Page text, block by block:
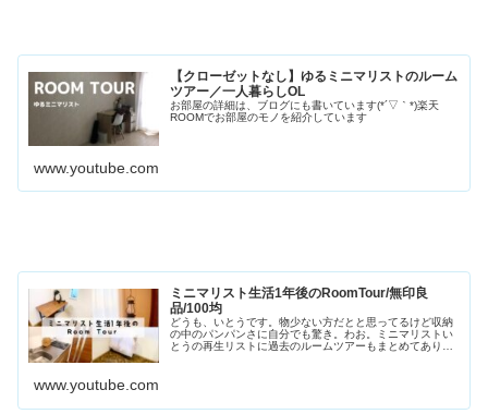
【クローゼットなし】ゆるミニマリストのルーム
ツアー／一人暮らしOL
お部屋の詳細は、ブログにも書いています(*´▽｀*)楽天
ROOMでお部屋のモノを紹介しています
www.youtube.com
ミニマリスト生活1年後のRoomTour/無印良
品/100均
どうも、いとうです。物少ない方だとと思ってるけど収納
の中のパンパンさに自分でも驚き。わお。ミニマリストい
とうの再生リストに過去のルームツアーもまとめてありま
www.youtube.com